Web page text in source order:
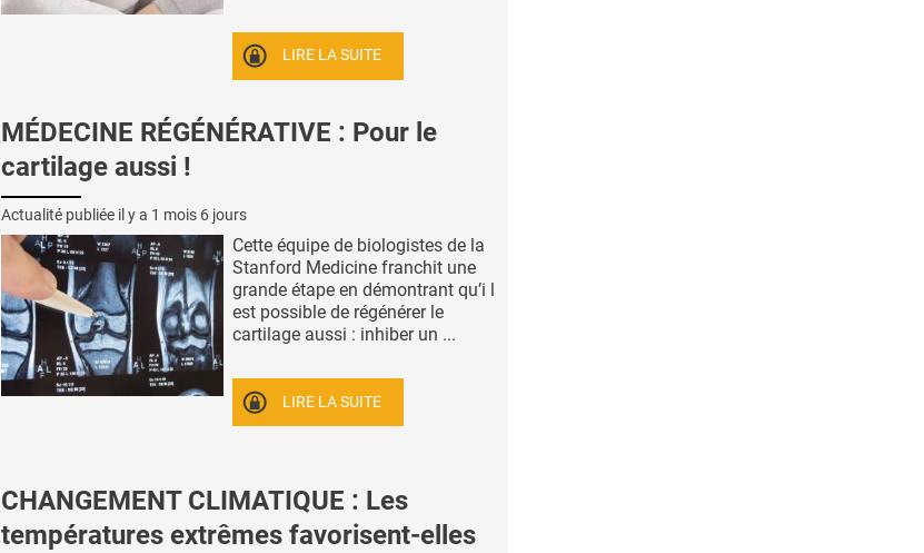
LIRE LA SUITE
MÉDECINE RÉGÉNÉRATIVE : Pour le
cartilage aussi !
Actualité publiée il y a 1 mois 6 jours
Cette équipe de biologistes de la
Stanford Medicine franchit une
grande étape en démontrant qu’i l
est possible de régénérer le
cartilage aussi : inhiber un ...
LIRE LA SUITE
CHANGEMENT CLIMATIQUE : Les
températures extrêmes favorisent-elles